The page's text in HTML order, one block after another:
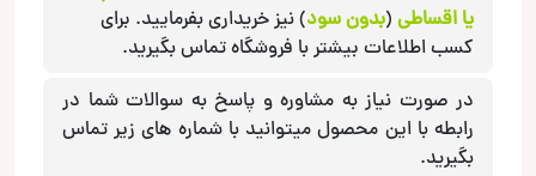
یا اقساطی (بدون سود) نیز خریداری بفرمایید. برای
کسب اطلاعات بیشتر با فروشگاه تماس بگیرید.
در صورت نیاز به مشاوره و پاسخ به سوالات شما در
رابطه با این محصول میتوانید با شماره های زیر تماس
بگیرید.